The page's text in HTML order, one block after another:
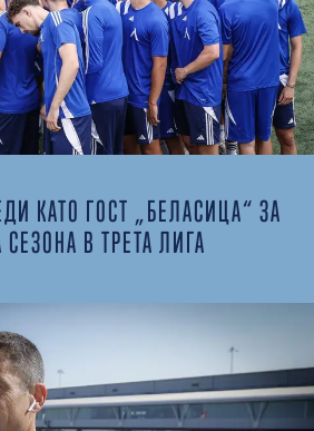
КАТО ГОСТ „БЕЛАСИЦА“ ЗА
В ТРЕТА ЛИГА